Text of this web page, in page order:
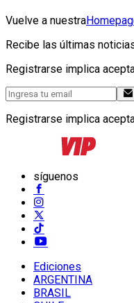
Vuelve a nuestra
Recibe las últimas
Registrarse implica
Registrarse implica
síguenos
Ediciones
ARGENTINA
BRASIL